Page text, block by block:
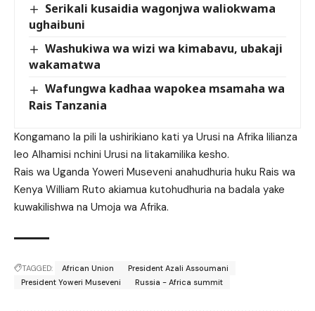
Serikali kusaidia wagonjwa waliokwama
ughaibuni
Washukiwa wa wizi wa kimabavu, ubakaji
wakamatwa
Wafungwa kadhaa wapokea msamaha wa
Rais Tanzania
Kongamano la pili la ushirikiano kati ya Urusi na Afrika lilianza
leo Alhamisi nchini Urusi na litakamilika kesho.
Rais wa Uganda Yoweri Museveni anahudhuria huku Rais wa
Kenya William Ruto akiamua kutohudhuria na badala yake
kuwakilishwa na Umoja wa Afrika.
TAGGED: African Union
President Azali Assoumani
President Yoweri Museveni
Russia - Africa summit